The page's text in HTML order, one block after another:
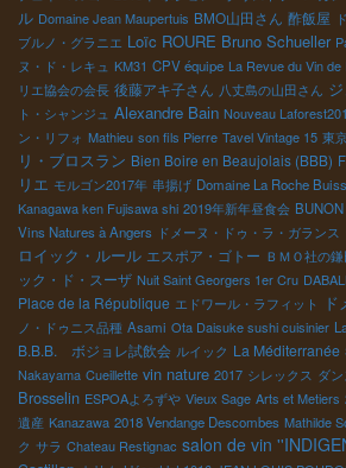
ル Domaine Jean Maupertuis BMO山田さん 酢飯屋
ブルノ・グラニエ Loïc ROURE Bruno Schueller
ヌ・ド・レキュ KM31 CPV équipe La Revue du Vin
リエ協会の会長 後藤アキ子さん 八丈島の山田さん
ト・シャンジュ Alexandre Bain Nouveau
ン・リフォ Mathieu son fils Pierre Tavel Vintage 15 東
リ・ブロスラン Bien Boire en Beaujolais (BBB)
リエ モルゴン2017年 串揚げ Domaine La Roche
Kanagawa ken Fujisawa shi 2019年新年昼食会 BUNON
Vins Natures à Angers ドメーヌ・ドゥ・ラ・ガランス
ロイック・ルール エスポア・ゴトー ＢＭＯ社の
ック・ド・スーザ Nuit Saint Georgers 1er Cru
Place de la République エドワール・ラフィット
ノ・ドゥニス品種 Asami Ota Daisuke sushi cuisinier
B.B.B. ボジョレ試飲会 ルイック La Méditerranée
Nakayama Cueillette vin nature 2017 シレックス ダ
Brosselin ESPOAよろずや Vieux Sage Arts et Metiers
遺産 Kanazawa 2018 Vendange Descombes Mathilde
ク サラ Chateau Restignac salon de vin